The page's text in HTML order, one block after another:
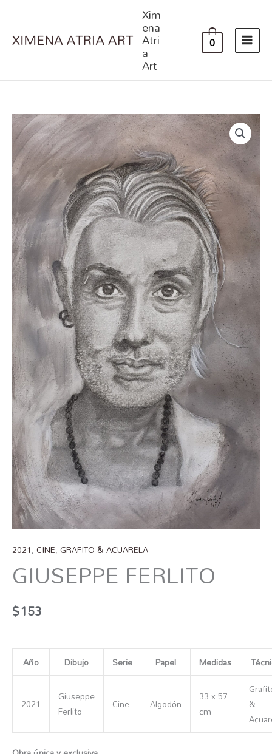
contenido
Xim
ena
Atri
a
Art
0
2021, CINE,GRAFITO & ACUARELA
GIUSEPPE FERLITO
$153
Año Dibujo Serie Papel Medidas
2021
Giuseppe
Ferlito
Cine Algodón
33 x 57
cm
&
GIUSEPPE
FERLITO
cantidad